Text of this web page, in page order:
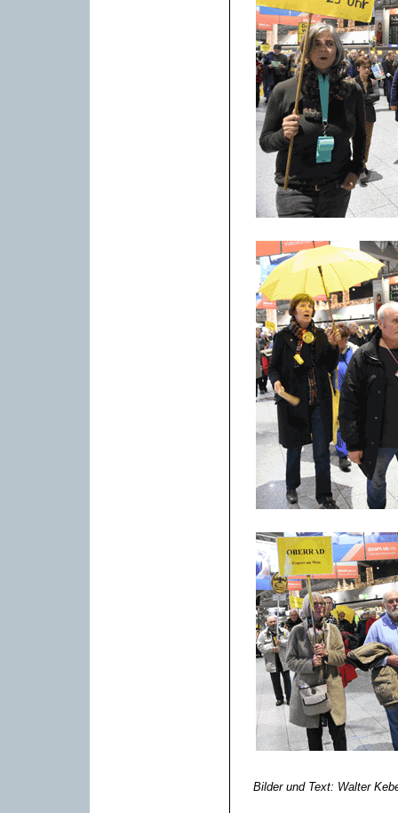
Bilder und Text: Walter